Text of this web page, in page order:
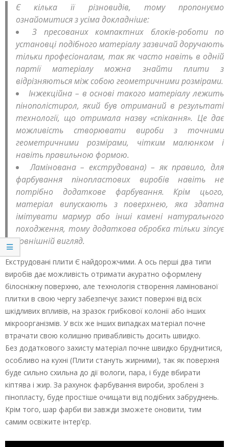
Є кілька її різновидів, тому пропонуємо
ознайомитися з усіма докладніше:
З пресованих компактних блоків-роботи по
установці подібного матеріалу зазвичай доручають
тільки професіоналам, так як часто навіть в одній
партії матеріалу можна знайти плити з
відрізняються між собою геометричними розмірами.
Інжекційна – в основі такого матеріалу лежить
пінополістирол, який був отриманий в результаті
технології, що отримала назву «спікання». Це дає
можливість створювати вироби з точними
геометричними розмірами, чітким малюнком і
навіть правильною формою.
Ламінована – екструдована) – як правило, для
фарбування пінопластових виробів навіть не
потрібно додаткове фарбування. Крім цього,
матеріал випускають з поверхнею, яка здатна
імітувати мармур або інші камені натурального
походження, тому додаткова обробка тільки зіпсує
зовнішній вигляд.
Екструдовані плити Є найдорожчими. А ось перші два типи
виробів дає можливість отримати акуратно оформлену
білосніжну поверхню, але технологія створення ламінованої
плитки в свою чергу забезпечує захист поверхні від всіх
шкідливих впливів, на зразок грибкової колонії або інших
мікроорганізмів. У всіх же інших випадках матеріал почне
втрачати свою колишню привабливість досить швидко.
Без додаткового захисту матеріал почне швидко бруднитися,
особливо на кухні (Плити стануть жирними), так як поверхня
буде сильно схильна до дії вологи, пара, і буде вбирати
кіптява і жир. За рахунок фарбування вироби, зроблені з
пінопласту, буде простіше очищати від подібних забруднень.
Крім того, шар фарби ви завжди зможете оновити, тим
самим освіжите інтер’єр.